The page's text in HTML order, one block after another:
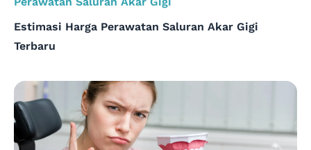
Estimasi Harga Perawatan Saluran Akar Gigi
Terbaru